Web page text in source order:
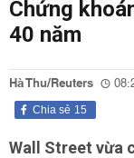
Chứng
40 năm
Hà Thu/Reuters
15
Chia sẻ
Wall Street vừa